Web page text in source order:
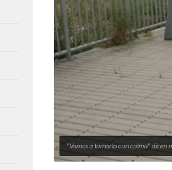
"Vamos a tomarlo con calma" dicen